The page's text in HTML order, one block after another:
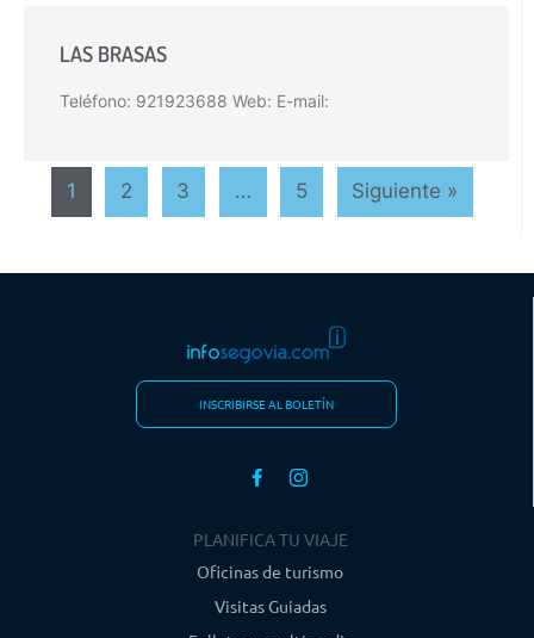
LAS BRASAS
Teléfono: 921923688 Web: E-mail:
1 2 3 … 5 Siguiente »
INSCRIBIRSE AL BOLETÍN
PLANIFICA TU VIAJE
Oficinas de turismo
Visitas Guiadas